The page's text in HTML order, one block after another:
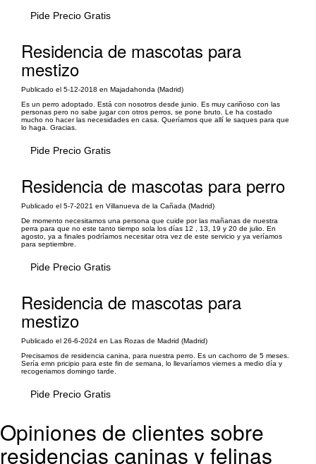
Pide Precio Gratis
Residencia de mascotas para
mestizo
Publicado el 5-12-2018 en Majadahonda (Madrid)
Es un perro adoptado. Está con nosotros desde junio. Es muy cariñoso con las
personas pero no sabe jugar con otros perros, se pone bruto. Le ha costado
mucho no hacer las necesidades en casa. Queríamos que allí le saques para que
lo haga. Gracias.
Pide Precio Gratis
Residencia de mascotas para perro
Publicado el 5-7-2021 en Villanueva de la Cañada (Madrid)
De momento necesitamos una persona que cuide por las mañanas de nuestra
perra para que no este tanto tiempo sola los días 12 , 13, 19 y 20 de julio. En
agosto, ya a finales podríamos necesitar otra vez de este servicio y ya veríamos
para septiembre.
Pide Precio Gratis
Residencia de mascotas para
mestizo
Publicado el 26-6-2024 en Las Rozas de Madrid (Madrid)
Precisamos de residencia canina, para nuestra perro. Es un cachorro de 5 meses.
Sería emn pricipio para este fin de semana, lo llevaríamos viernes a medio día y
recogeriamos domingo tarde.
Pide Precio Gratis
Opiniones de clientes sobre
residencias caninas y felinas